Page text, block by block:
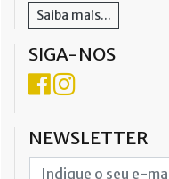
Saiba mais...
SIGA-NOS
NEWSLETTER